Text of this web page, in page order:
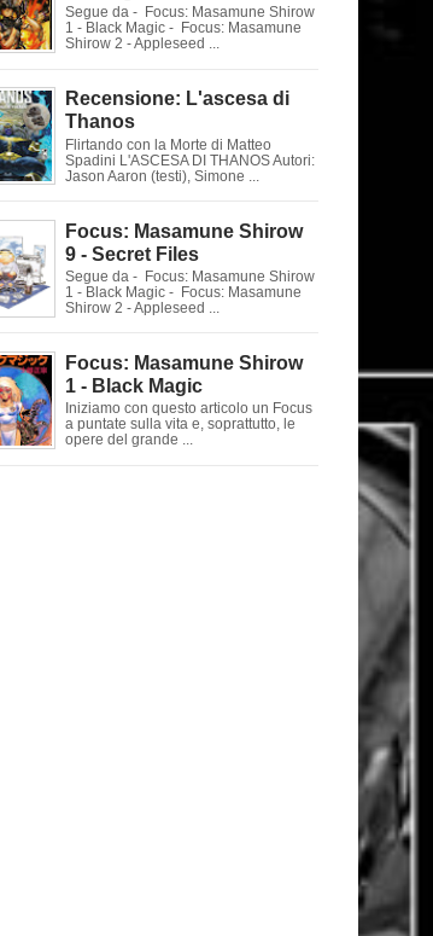
Segue da - Focus: Masamune Shirow
1 - Black Magic - Focus: Masamune
Shirow 2 - Appleseed ...
Recensione: L'ascesa di
Thanos
Flirtando con la Morte di Matteo
Spadini L'ASCESA DI THANOS Autori:
Jason Aaron (testi), Simone ...
Focus: Masamune Shirow
9 - Secret Files
Segue da - Focus: Masamune Shirow
1 - Black Magic - Focus: Masamune
Shirow 2 - Appleseed ...
Focus: Masamune Shirow
1 - Black Magic
Iniziamo con questo articolo un Focus
a puntate sulla vita e, soprattutto, le
opere del grande ...